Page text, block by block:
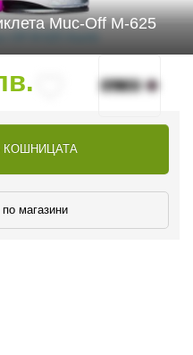
Muc-Off M-625
КОШНИЦАТА
магазини